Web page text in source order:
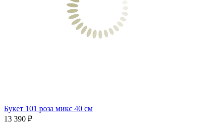
Букет 101 роза микс 40 см
13 390 ₽